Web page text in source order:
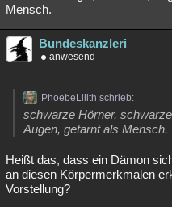
Mensch.
Bundeskanzleri
anwesend
PhoebeLilith schrieb:
schwarze Hörner,
Augen, getarnt als Mensch.
Heißt das, dass ein Dämon
an diesen Körpermerkmalen
Vorstellung?